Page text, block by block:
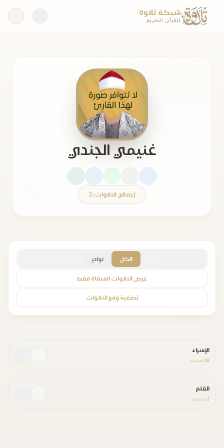
شبكة تلاوة
للقرآن الكريم
غنيمي الجندي
إجمالي التلاوات: 2
الكل نوادر
عرض التلاوات المنقاة فقط
تصفية وفرز التلاوات
الإسراء
10 استماع
القلم
2 استماع